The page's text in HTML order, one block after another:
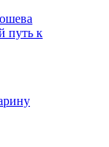
путь к